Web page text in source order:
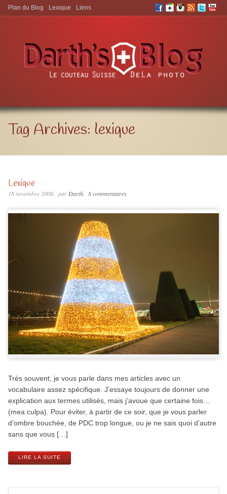
Aller à:
Plan du Blog Lexique Liens
Tag Archives: lexique
Lexique
18 novembre 2008 parDarth 8 commentaires
Très souvent, je vous parle dans mes articles avec un
vocabulaire assez spécifique. J’essaye toujours de donner une
explication aux termes utilisés, mais j’avoue que certaine fois…
(mea culpa). Pour éviter, à partir de ce soir, que je vous parler
d’ombre bouchée, de PDC trop longue, ou je ne sais quoi d’autre
sans que vous […]
LIRE LA SUITE